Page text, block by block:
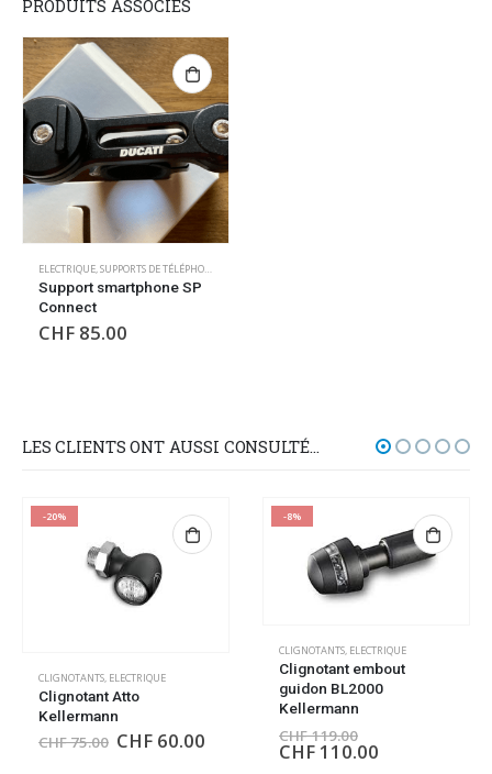
PRODUITS ASSOCIÉS
ELECTRIQUE,SUPPORTS DE TÉLÉPHONE/GPS
Support smartphone SP
Connect
CHF 85.00
LES CLIENTS ONT AUSSI CONSULTÉ…
-8%
guidon BL2000
Kellermann
CHF 119.00
CHF110.00
CHARGEURS USB
Cable chargeur USB